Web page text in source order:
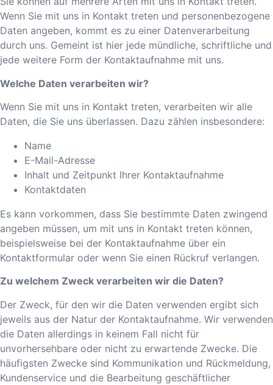
Wenn Sie mit uns in Kontakt treten und personenbezogene
Daten angeben, kommt es zu einer Datenverarbeitung
durch uns. Gemeint ist hier jede mündliche, schriftliche und
jede weitere Form der Kontaktaufnahme mit uns.
Welche Daten verarbeiten wir?
Wenn Sie mit uns in Kontakt treten, verarbeiten wir alle
Daten, die Sie uns überlassen. Dazu zählen insbesondere:
Name
E-Mail-Adresse
Inhalt und Zeitpunkt Ihrer Kontaktaufnahme
Kontaktdaten
Es kann vorkommen, dass Sie bestimmte Daten zwingend
angeben müssen, um mit uns in Kontakt treten können,
beispielsweise bei der Kontaktaufnahme über ein
Kontaktformular oder wenn Sie einen Rückruf verlangen.
Zu welchem Zweck verarbeiten wir die Daten?
Der Zweck, für den wir die Daten verwenden ergibt sich
jeweils aus der Natur der Kontaktaufnahme. Wir verwenden
die Daten allerdings in keinem Fall nicht für
unvorhersehbare oder nicht zu erwartende Zwecke. Die
häufigsten Zwecke sind Kommunikation und Rückmeldung,
Kundenservice und die Bearbeitung geschäftlicher